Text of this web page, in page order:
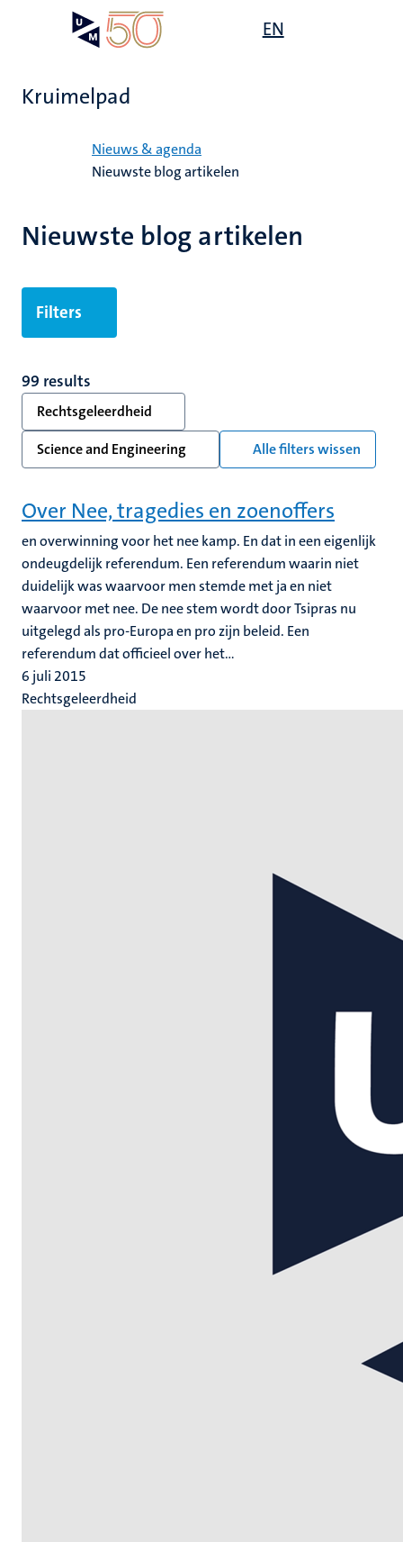
inhoud
EN
Kruimelpad
Nieuws & agenda
Nieuwste blog artikelen
Nieuwste blog artikelen
Filters
99 results
Rechtsgeleerdheid
Science and Engineering
Alle filters wissen
Over Nee, tragedies en zoenoffers
en overwinning voor het nee kamp. En dat in een eigenlijk
ondeugdelijk referendum. Een referendum waarin niet
duidelijk was waarvoor men stemde met ja en niet
waarvoor met nee. De nee stem wordt door Tsipras nu
uitgelegd als pro-Europa en pro zijn beleid. Een
referendum dat officieel over het...
6 juli 2015
Rechtsgeleerdheid